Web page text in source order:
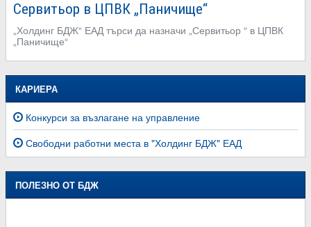
Сервитьор в ЦПВК „Паничище“
„Холдинг БДЖ“ ЕАД търси да назначи „Сервитьор “ в ЦПВК
„Паничище“
КАРИЕРА
Конкурси за възлагане на управление
Свободни работни места в "Холдинг БДЖ" ЕАД
ПОЛЕЗНО ОТ БДЖ